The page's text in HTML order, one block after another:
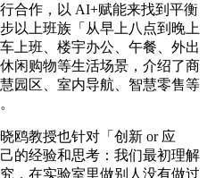
作，以 AI+赋能来找到平衡
以上班族「从早上八点到晚上
上班、楼宇办公、午餐、外出
闲购物等生活场景，介绍了商
园区、室内导航、智慧零售等
教授也针对「创新 or 应
的经验和思考：我们最初理解
，在实验室里做别人没有做过